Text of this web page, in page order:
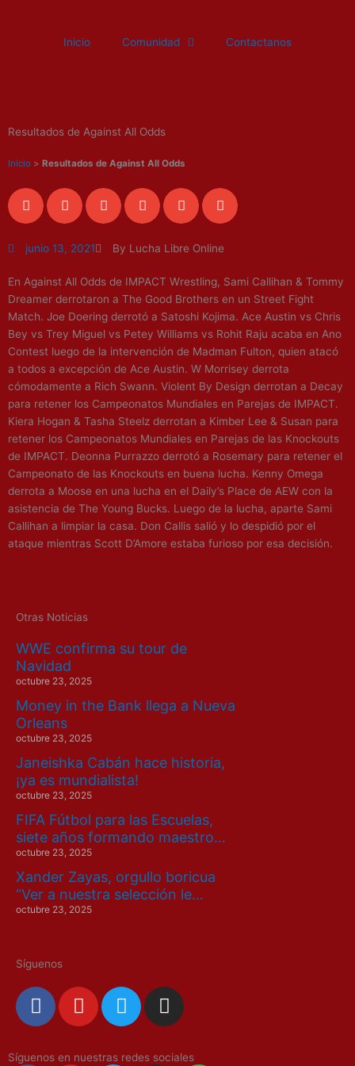
Inicio Comunidad Contactanos
Resultados de Against All Odds
Inicio > Resultados de Against All Odds
junio 13, 2021 By Lucha Libre Online
En Against All Odds de IMPACT Wrestling, Sami Callihan & Tommy
Dreamer derrotaron a The Good Brothers en un Street Fight
Match. Joe Doering derrotó a Satoshi Kojima. Ace Austin vs Chris
Bey vs Trey Miguel vs Petey Williams vs Rohit Raju acaba en Ano
Contest luego de la intervención de Madman Fulton, quien atacó
a todos a excepción de Ace Austin. W Morrisey derrota
cómodamente a Rich Swann. Violent By Design derrotan a Decay
para retener los Campeonatos Mundiales en Parejas de IMPACT.
Kiera Hogan & Tasha Steelz derrotan a Kimber Lee & Susan para
retener los Campeonatos Mundiales en Parejas de las Knockouts
de IMPACT. Deonna Purrazzo derrotó a Rosemary para retener el
Campeonato de las Knockouts en buena lucha. Kenny Omega
derrota a Moose en una lucha en el Daily’s Place de AEW con la
asistencia de The Young Bucks. Luego de la lucha, aparte Sami
Callihan a limpiar la casa. Don Callis salió y lo despidió por el
ataque mientras Scott D’Amore estaba furioso por esa decisión.
Otras Noticias
WWE confirma su tour de
Navidad
octubre 23, 2025
Money in the Bank llega a Nueva
Orleans
octubre 23, 2025
Janeishka Cabán hace historia,
¡ya es mundialista!
octubre 23, 2025
FIFA Fútbol para las Escuelas,
siete años formando maestro…
octubre 23, 2025
Xander Zayas, orgullo boricua
“Ver a nuestra selección le…
octubre 23, 2025
Síguenos
F
a
e
Y
o
t
T
w
t
I
n
t
Síguenos en nuestras redes sociales